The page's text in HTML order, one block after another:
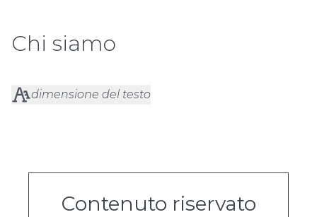
Chi siamo
dimensione del testo
Contenuto riservato